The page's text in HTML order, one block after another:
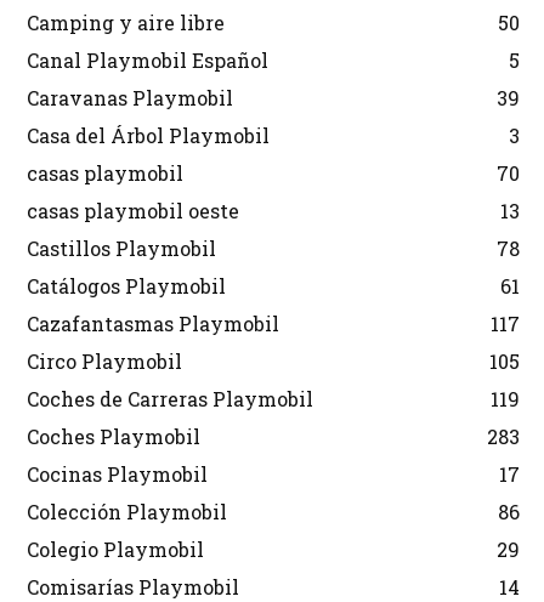
Camping y aire libre
50
Canal Playmobil Español
5
Caravanas Playmobil
39
Casa del Árbol Playmobil
3
casas playmobil
70
casas playmobil oeste
13
Castillos Playmobil
78
Catálogos Playmobil
61
Cazafantasmas Playmobil
117
Circo Playmobil
105
Coches de Carreras Playmobil
119
Coches Playmobil
283
Cocinas Playmobil
17
Colección Playmobil
86
Colegio Playmobil
29
Comisarías Playmobil
14